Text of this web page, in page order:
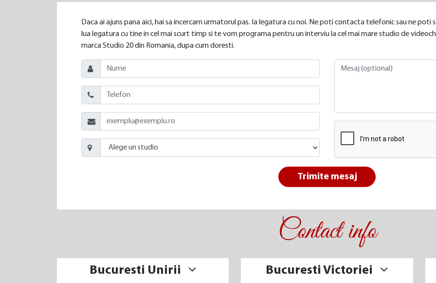
Daca ai ajuns pana aici, hai sa incercam urmatorul pas. Ia legatura cu noi. Ne poti contacta telefonic sau ne poti
lua legatura cu tine in cel mai scurt timp si te vom programa pentru un interviu la cel mai mare studio de
marca Studio 20 din Romania, dupa cum doresti.
Trimite mesaj
Contact info
Bucuresti Unirii Bucuresti Victoriei